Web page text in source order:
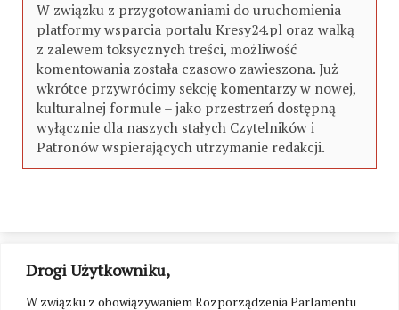
Drogi Użytkowniku,
W związku z obowiązywaniem Rozporządzenia Parlamentu
W związku z przygotowaniami do uruchomienia
platformy wsparcia portalu Kresy24.pl oraz walką
z zalewem toksycznych treści, możliwość
komentowania została czasowo zawieszona. Już
wkrótce przywrócimy sekcję komentarzy w nowej,
kulturalnej formule – jako przestrzeń dostępną
wyłącznie dla naszych stałych Czytelników i
Patronów wspierających utrzymanie redakcji.